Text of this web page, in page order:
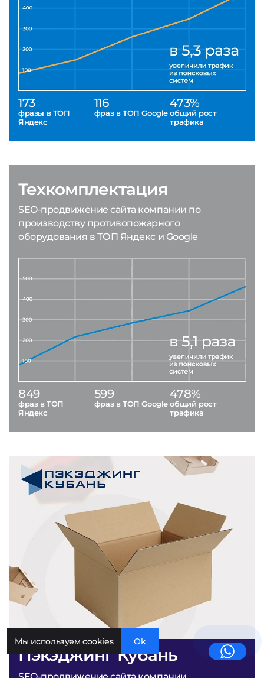
173
фразы в ТОП
Яндекс
116
фраз в ТОП Google
473%
общий рост
трафика
Пэкэджинг Кубань
Техкомплектация
SEO-продвижение сайта компании по
производству противопожарного
оборудования в ТОП Яндекс и Google
849
фраз в ТОП
Яндекс
599
фраз в ТОП Google
478%
общий рост
трафика
Мы используем cookies Ok